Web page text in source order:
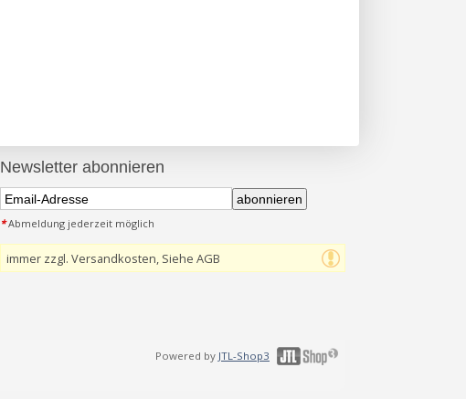
Newsletter abonnieren
abonnieren
*Abmeldung jederzeit möglich
immer zzgl. Versandkosten, Siehe AGB
Powered by JTL-Shop3